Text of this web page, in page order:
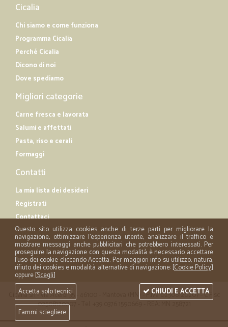
Cicalia
Chi siamo e come funziona
Programma Cicalia
Perché Cicalia
Dicono di noi
Dove spediamo
Migliori categorie
Carne fresca e lavorata
Salumi e affettati
Pasta, riso e cerali
Formaggi
Contatti
La mia lista dei desideri
Registrati
Contattaci
Cicalia srl - via Acerbi 35 - 46100 - Mantova (MN) - P.iva 02508120207 - C.Fisc
02508120207 - Tel. +39 0376 1590669 - REA: MN 258721
Questo sito utilizza cookies anche di terze parti per migliorare la
navigazione, ottimizzare l'esperienza utente, analizzare il traffico e
mostrare messaggi anche pubblicitari che potrebbero interessati. Per
proseguire la navigazione con questa modalità è necessario accettare
l'uso dei cookie cliccando Accetta. Per maggiori info su utilizzo, natura,
rifiuto dei cookies e modalità alternative di navigazione: [Cookie Policy]
oppure [Scegli]
Accetta solo tecnici
Fammi sciegliere
CHIUDI E ACCETTA